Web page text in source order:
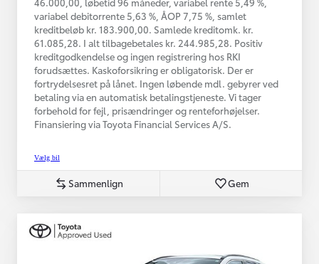
variabel debitorrente 5,63 %, ÅOP 7,75 %, samlet
kreditbeløb kr. 183.900,00. Samlede kreditomk. kr.
61.085,28. I alt tilbagebetales kr. 244.985,28. Positiv
kreditgodkendelse og ingen registrering hos RKI
forudsættes. Kaskoforsikring er obligatorisk. Der er
fortrydelsesret på lånet. Ingen løbende mdl. gebyrer ved
betaling via en automatisk betalingstjeneste. Vi tager
forbehold for fejl, prisændringer og renteforhøjelser.
Finansiering via Toyota Financial Services A/S.
Vælg bil
Sammenlign Gem